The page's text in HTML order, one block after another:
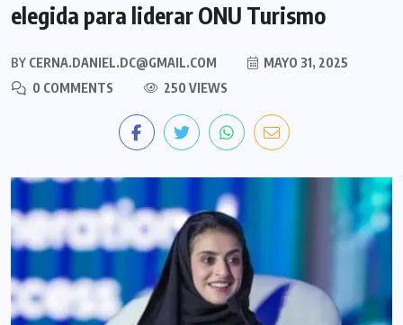
elegida para liderar ONU Turismo
BY CERNA.DANIEL.DC@GMAIL.COM
MAYO 31, 2025
0 COMMENTS
250 VIEWS